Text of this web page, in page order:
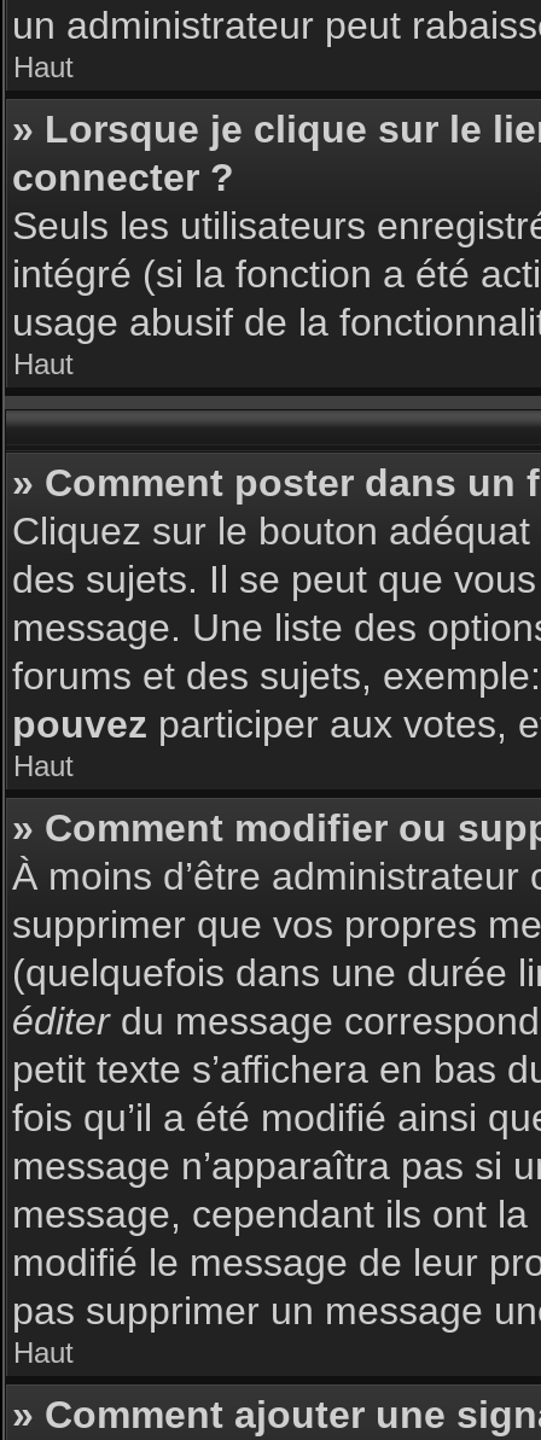
un administrateur peut
Haut
» Lorsque je clique sur le
connecter ?
Seuls les utilisateurs
intégré (si la fonction a été
usage abusif de la
Haut
» Comment poster dans un
Cliquez sur le bouton
des sujets. Il se peut que
message. Une liste des
forums et des sujets,
pouvez participer aux votes,
Haut
» Comment modifier ou
À moins d’être
supprimer que vos propres
(quelquefois dans une durée
éditerdu message
petit texte s’affichera en bas
fois qu’il a été modifié ainsi
message n’apparaîtra pas si
message, cependant ils ont
modifié le message de leur
pas supprimer un message
Haut
» Comment ajouter une